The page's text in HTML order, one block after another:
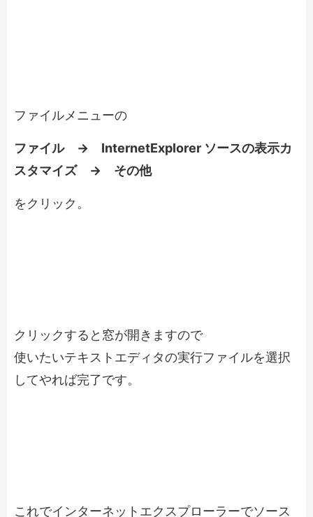
ファイルメニューの
ファイル → InternetExplorer ソースの表示カ
スタマイズ → その他
をクリック。
クリックすると窓が開きますので
使いたいテキストエディタの実行ファイルを選択
してやれば完了です。
これでインターネットエクスプローラーでソース